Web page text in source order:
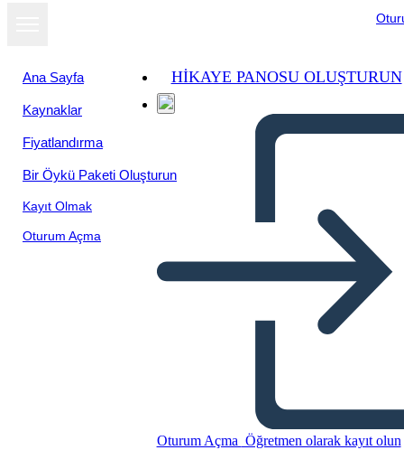
Ana Sayfa
Kaynaklar
Fiyatlandırma
Bir Öykü Paketi Oluşturun
Kayıt Olmak
Oturum Açma
HIKAYE PANOSU OLUŞTURUN
Oturum Açma Öğretmen olarak kayıt olun
מכתב מכלא בירמינגהם - נושאים